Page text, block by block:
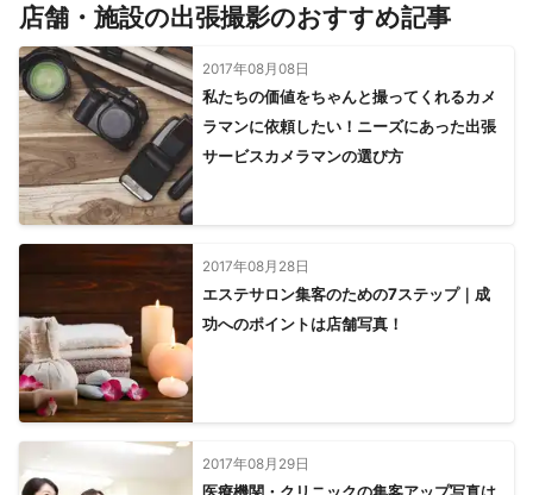
店舗・施設の出張撮影のおすすめ記事
2017年08月08日
私たちの価値をちゃんと撮ってくれるカメ
ラマンに依頼したい！ニーズにあった出張
サービスカメラマンの選び方
2017年08月28日
エステサロン集客のための7ステップ｜成
功へのポイントは店舗写真！
2017年08月29日
医療機関・クリニックの集客アップ写真は